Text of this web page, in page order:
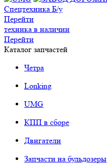
Спецтехника Б/у
Перейти
техника в наличии
Перейти
Каталог запчастей
Четра
Lonking
UMG
КПП в сборе
Двигатели
Запчасти на бульдозеры